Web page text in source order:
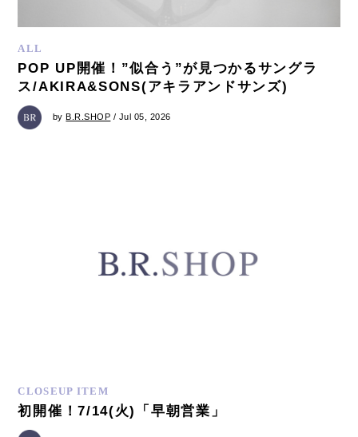
ALL
POP UP開催！”似合う”が見つかるサングラ
ス/AKIRA&SONS(アキラアンドサンズ)
byB.R.SHOP / Jul 05, 2026
CLOSEUP ITEM
初開催！7/14(火)「早朝営業」